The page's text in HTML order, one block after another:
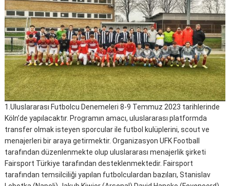
1.Uluslararası Futbolcu Denemeleri 8-9 Temmuz 2023 tarihlerinde
Köln’de yapılacaktır. Programın amacı, uluslararası platformda
transfer olmak isteyen sporcular ile futbol kulüplerini, scout ve
menajerleri bir araya getirmektir. Organizasyon UFK Football
tarafından düzenlenmekte olup uluslararası menajerlik şirketi
Fairsport Türkiye tarafından desteklenmektedir. Fairsport
tarafından temsilciliği yapılan futbolculardan bazıları, Stanislav